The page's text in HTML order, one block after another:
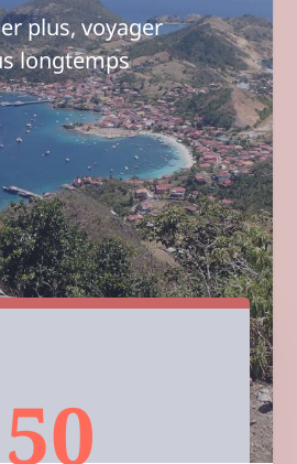
plus, voyager
longtemps
50